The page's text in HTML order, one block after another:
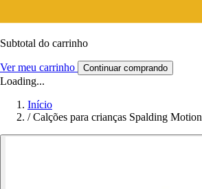
Subtotal do carrinho
Ver meu carrinho Continuar comprando
Loading...
Início
/ Calções para crianças Spalding Motion